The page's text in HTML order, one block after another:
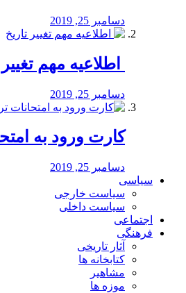
دسامبر 25, 2019
اطلاعیه مهم
دسامبر 25, 2019
کارت ورود به
دسامبر 25, 2019
سیاسی
سیاست خارجی
سیاست داخلی
اجتماعی
فرهنگی
آثار تاریخی
کتابخانه ها
مشاهیر
موزه ها